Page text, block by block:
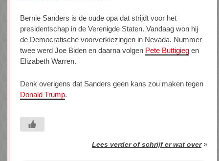
Bernie Sanders is de oude opa dat strijdt voor het
presidentschap in de Verenigde Staten. Vandaag won hij
de Democratische voorverkiezingen in Nevada. Nummer
twee werd Joe Biden en daarna volgen Pete Buttigieg en
Elizabeth Warren.
Denk overigens dat Sanders geen kans zou maken tegen
Donald Trump.
Lees verder of schrijf er wat over»